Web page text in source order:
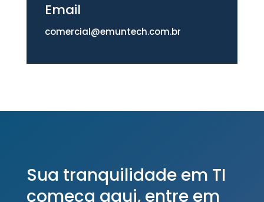
Email
comercial@emuntech.com.br
Sua tranquilidade em TI
começa aqui, entre em